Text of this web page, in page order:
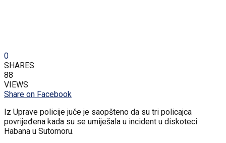
0
SHARES
88
VIEWS
Share on Facebook
Iz Uprave policije juče je saopšteno da su tri policajca
povrijeđena kada su se umiješala u incident u diskoteci
Habana u Sutomoru.